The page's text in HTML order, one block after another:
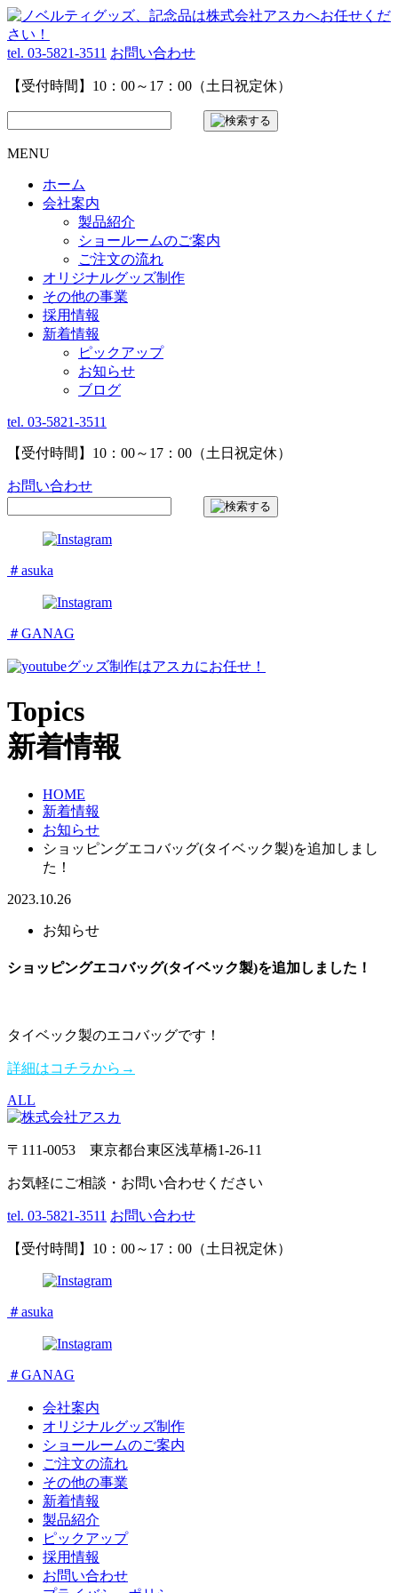
tel. 03-5821-3511 お問い合わせ
【受付時間】10：00～17：00（土日祝定休）
MENU
ホーム
会社案内
製品紹介
ショールームのご案内
ご注文の流れ
オリジナルグッズ制作
その他の事業
採用情報
新着情報
ピックアップ
お知らせ
ブログ
tel. 03-5821-3511
【受付時間】10：00～17：00（土日祝定休）
お問い合わせ
＃asuka
＃GANAG
グッズ制作はアスカにお任せ！
Topics
新着情報
HOME
新着情報
お知らせ
ショッピングエコバッグ(タイベック製)を追加しまし
た！
2023.10.26
お知らせ
ショッピングエコバッグ(タイベック製)を追加しました！
タイベック製のエコバッグです！
詳細はコチラから→
ALL
〒111-0053 東京都台東区浅草橋1-26-11
お気軽にご相談・お問い合わせください
tel. 03-5821-3511 お問い合わせ
【受付時間】10：00～17：00（土日祝定休）
＃asuka
＃GANAG
会社案内
オリジナルグッズ制作
ショールームのご案内
ご注文の流れ
その他の事業
新着情報
製品紹介
ピックアップ
採用情報
お問い合わせ